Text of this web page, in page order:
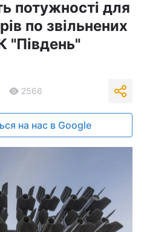
потужності для
по звільнених
"Південь"
2566
на нас в Google